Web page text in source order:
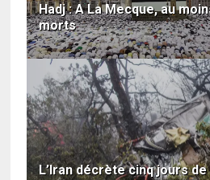
Hadj : A La Mecque, au
morts
L’Iran décrète cinq jours